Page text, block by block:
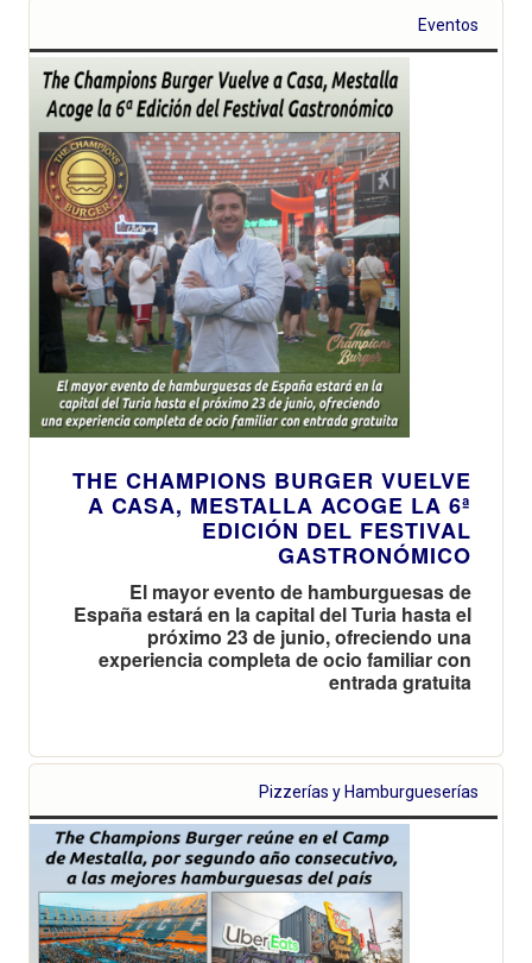
que está
revolucionando
el sector de las
hamburguesas
Eventos
THE CHAMPIONS BURGER VUELVE
A CASA, MESTALLA ACOGE LA 6ª
EDICIÓN DEL FESTIVAL
GASTRONÓMICO
El mayor evento de hamburguesas de
España estará en la capital del Turia hasta el
próximo 23 de junio, ofreciendo una
experiencia completa de ocio familiar con
entrada gratuita
Pizzerías y Hamburgueserías